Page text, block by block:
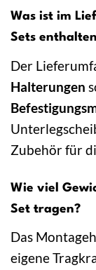
Was ist im
Sets
Der
Halterungen
Zubehör für
Wie viel
Set tragen?
Das
eigene